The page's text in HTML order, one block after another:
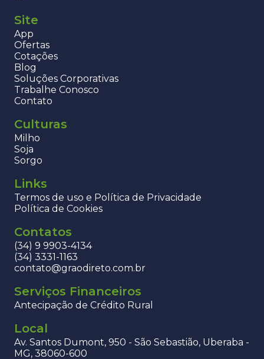
Site
App
Ofertas
Cotações
Blog
Soluções Corporativas
Trabalhe Conosco
Contato
Culturas
Milho
Soja
Sorgo
Links
Termos de uso e Política de Privacidade
Política de Cookies
Contatos
(34) 9 9903-4134
(34) 3331-1163
contato@graodireto.com.br
Serviços Financeiros
Antecipação de Crédito Rural
Local
Av. Santos Dumont, 950 - São Sebastião, Uberaba -
MG, 38060-600